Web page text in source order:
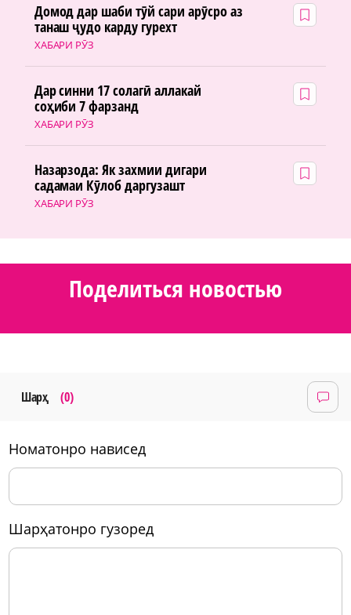
ХАБАРИ РӮЗ
Домод дар шаби тӯй сари арӯсро аз
танаш ҷудо карду гурехт
ХАБАРИ РӮЗ
Дар синни 17 солагӣ аллакай
соҳиби 7 фарзанд
ХАБАРИ РӮЗ
Назарзода: Як захмии дигари
садамаи Кӯлоб даргузашт
Поделиться новостью
Шарҳ (0)
номатонро нависед
шарҳатонро гузоред